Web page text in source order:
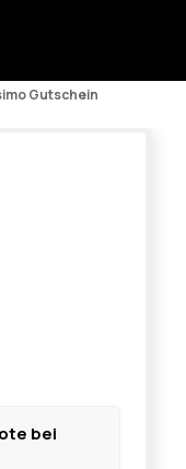
Gutschein
bei